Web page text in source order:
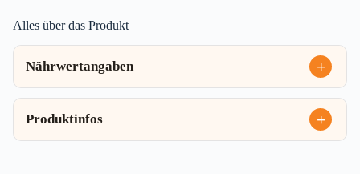
Alles über das Produkt
Nährwertangaben
Produktinfos